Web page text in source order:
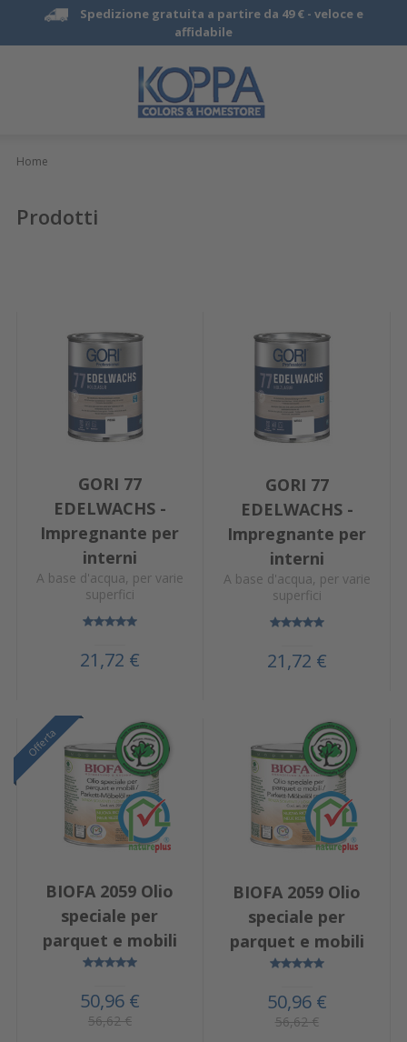
Spedizione gratuita a partire da 49 € - veloce e
affidabile
Home
Prodotti
GORI 77
EDELWACHS -
Impregnante per
interni
A base d'acqua, per varie
superfici
21,72 €
GORI 77
EDELWACHS -
Impregnante per
interni
A base d'acqua, per varie
superfici
21,72 €
Offerta
Offerta
Offerta
BIOFA 2059 Olio
speciale per
parquet e mobili
50,96 €
56,62 €
BIOFA 2059 Olio
speciale per
parquet e mobili
50,96 €
56,62 €